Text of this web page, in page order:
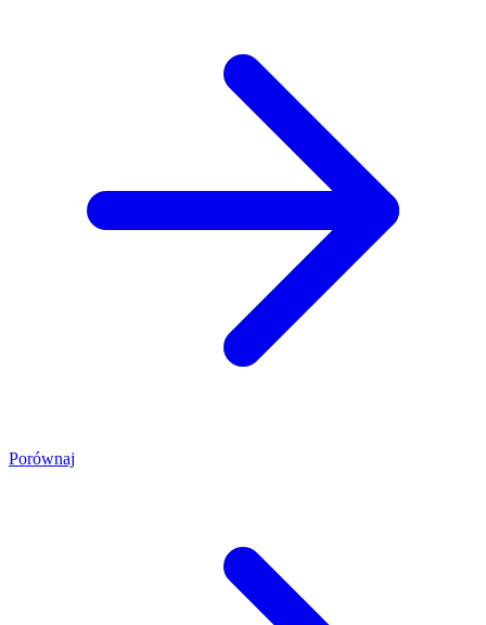
Porównaj